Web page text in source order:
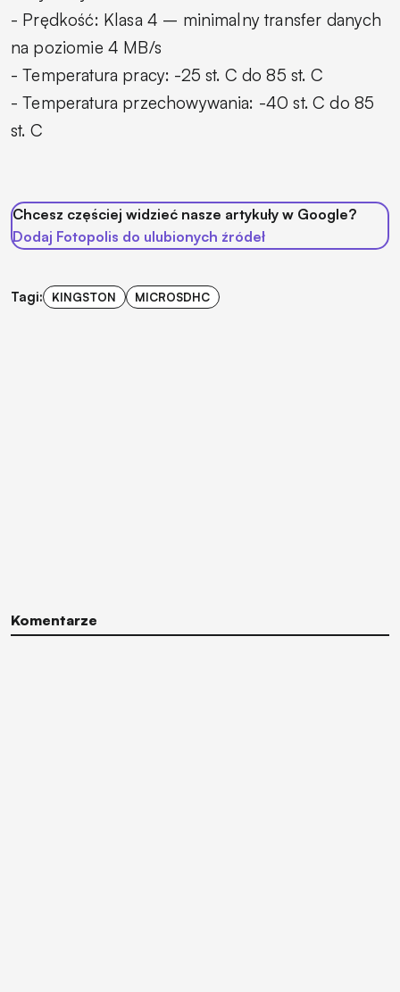
- Prędkość: Klasa 4 – minimalny transfer danych
na poziomie 4 MB/s
- Temperatura pracy: -25 st. C do 85 st. C
- Temperatura przechowywania: -40 st. C do 85
st. C
Chcesz częściej widzieć nasze artykuły w Google?
Dodaj Fotopolis do ulubionych źródeł
Tagi: KINGSTON MICROSDHC
Komentarze